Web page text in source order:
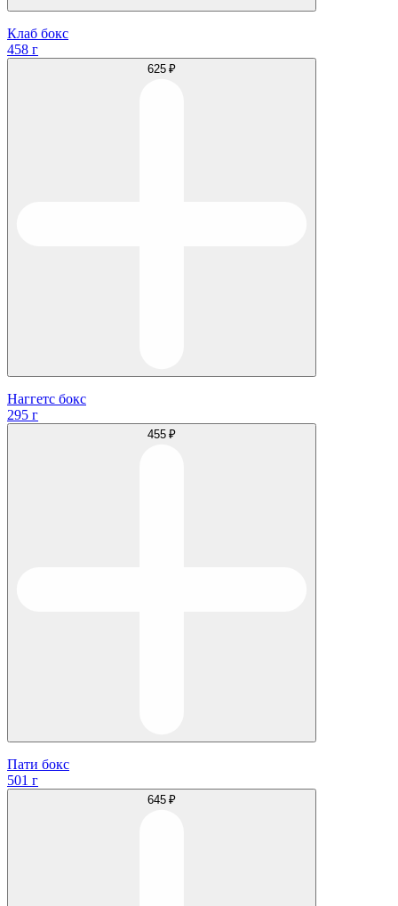
Клаб бокс
458 г
625 ₽
Наггетс бокс
295 г
455 ₽
Пати бокс
501 г
645 ₽